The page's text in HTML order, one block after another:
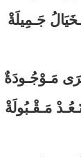
جَـمِيلَةْ
مَـوْجُـودَةٌ
مَـقْـبُولَةْ